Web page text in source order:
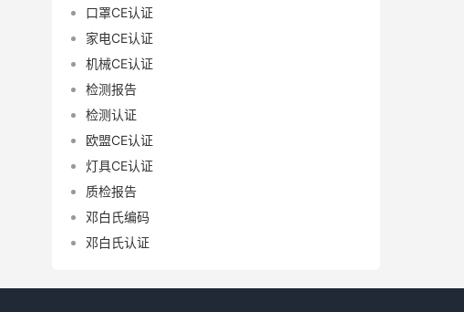
口罩CE认证
家电CE认证
机械CE认证
检测报告
检测认证
欧盟CE认证
灯具CE认证
质检报告
邓白氏编码
邓白氏认证